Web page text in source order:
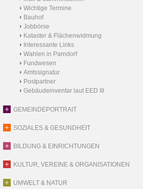
Wichtige Termine
Bauhof
Jobbörse
Kataster & Flächenwidmung
Interessante Links
Wahlen in Parndorf
Fundwesen
Amtssignatur
Postpartner
Gebäudeinventar laut EED III
GEMEINDEPORTRAIT
SOZIALES & GESUNDHEIT
BILDUNG & EINRICHTUNGEN
KULTUR, VEREINE & ORGANISATIONEN
UMWELT & NATUR